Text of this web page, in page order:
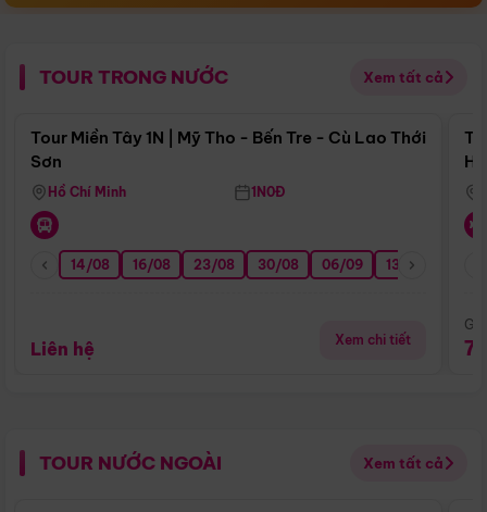
TOUR TRONG NƯỚC Xem tất cả
Điểm nổi bật
Tour Miền Tây 1N | Mỹ Tho - Bến Tre - Cù Lao Thới
Sơn
Hồ Chí Minh 1N0Đ
14/08 16/08 23/08 30/08 06/09 13/09
Liên hệ Xem chi tiết
TOUR NƯỚC NGOÀI Xem tất cả
Điểm nổi bật